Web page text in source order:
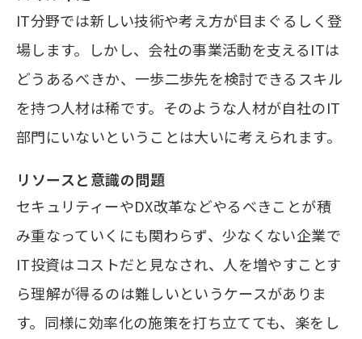
IT分野では新しい技術や考え方が目まぐるしく登
場します。しかし、会社の事業活動を支えるITは
どうあるべきか、一歩二歩先を検討できるスキル
を持つ人材は稀です。そのような人材が自社のIT
部門にいないということは大いに考えられます。
リソースと意識の問題
セキュリティーやDX改革などやるべきことが積
み重なっていくにも関わらず、少なくない企業で
IT投資はコストだと見なされ、人を増やすことす
ら理解が得るのは難しいというケースがありま
す。同様に効率化の施策を打ち立てても、楽をし